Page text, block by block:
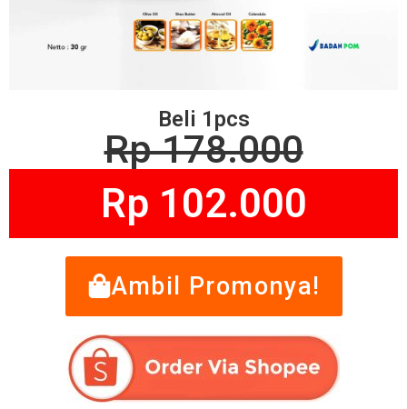
Beli 1pcs
Rp 178.000
Rp 102.000
Ambil Promonya!